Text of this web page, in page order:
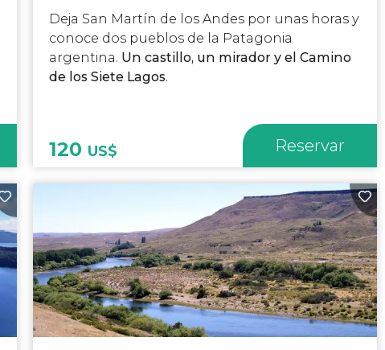
Deja San Martín de los Andes por unas horas y
conoce dos pueblos de la Patagonia
argentina. Un castillo, un mirador y el Camino
de los Siete Lagos.
120 US$ Reservar